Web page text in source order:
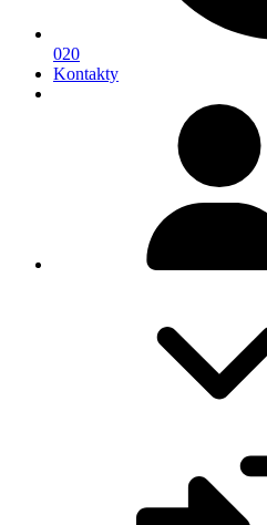
020
Kontakty